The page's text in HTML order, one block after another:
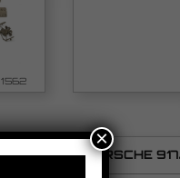
1562
PORSCHE
×